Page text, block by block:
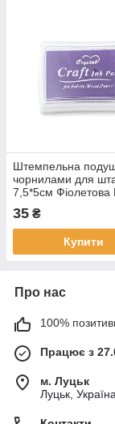
Штемпельна
чорнилами для
7,5*5см Фіолетова
35 ₴
Купити
Про нас
100%
Працює з
м. Луцьк
Луцьк,